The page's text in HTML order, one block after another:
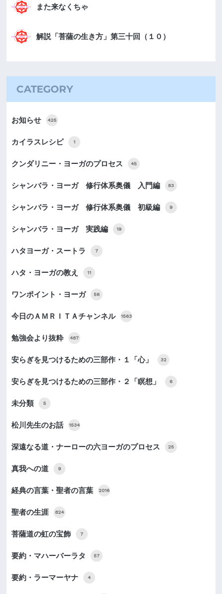
また来なくちゃ
解説「菩薩の生き方」第三十回（１０）
CATEGORY
お知らせ 425
カイラスレシピ 1
クンダリニー・ヨーガのプロセス 45
シャンバラ・ヨーガ 修行体系奥儀 入門編 83
シャンバラ・ヨーガ 修行体系奥儀 初級編 9
シャンバラ・ヨーガ 実践編 19
ハタヨーガ・スートラ 7
ハタ・ヨーガの教え 11
ワンポイント・ヨーガ 56
今日のＡＭＲＩＴＡチャンネル 1563
勉強会より抜粋 487
安らぎを見つけるための三部作・１「心」 32
安らぎを見つけるための三部作・２「瞑想」 6
未分類 5
松川先生のお話 1534
深遠なる道・ナーローの六ヨーガのプロセス 25
真我への道 9
経典の言葉・聖者の言葉 2016
聖者の生涯 824
菩薩道の虹の宝飾 7
要約・マハーバーラタ 57
要約・ラーマーヤナ 4